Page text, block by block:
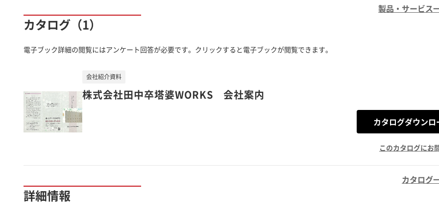
製品・サービス
カタログ（1）
電子ブック詳細の閲覧にはアンケート回答が必要です。クリックすると電子ブックが閲覧できます。
株式会社田中卒塔婆WORKS 会社案内
会社紹介資料
カタログダウンロ
このカタログにお
カタログ
詳細情報